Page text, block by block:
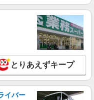
とりあえずキープ
イバー